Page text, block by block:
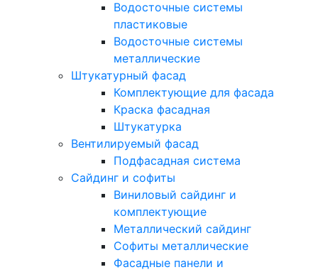
Водосточные системы
пластиковые
Водосточные системы
металлические
Штукатурный фасад
Комплектующие для фасада
Краска фасадная
Штукатурка
Вентилируемый фасад
Подфасадная система
Сайдинг и софиты
Виниловый сайдинг и
комплектующие
Металлический сайдинг
Софиты металлические
Фасадные панели и